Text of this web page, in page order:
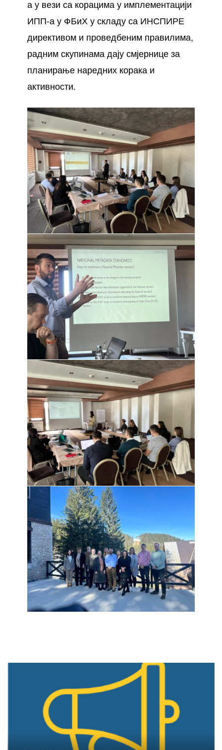
а у вези са корацима у имплементацији
ИПП-а у ФБиХ у складу са ИНСПИРЕ
директивом и проведбеним правилима,
радним скупинама дају смјернице за
планирање наредних корака и
активности.